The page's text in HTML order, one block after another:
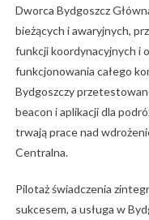
Dworca Bydgoszcz
bieżących i awaryjnych,
funkcji koordynacyjnych i
funkcjonowania całego
Bydgoszczy
beacon i aplikacji dla
trwają prace nad
Centralna.
Pilotaż świadczenia
sukcesem, a usługa w